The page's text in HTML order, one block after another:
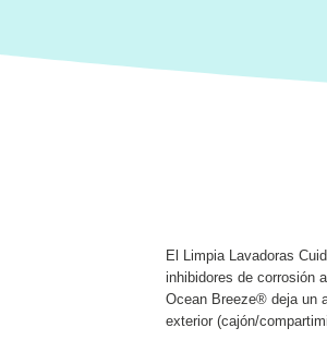
El Limpia Lavadoras
inhibidores de corrosión
Ocean Breeze® deja un
exterior (cajón/